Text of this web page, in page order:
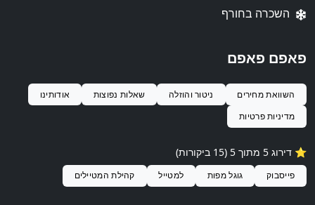
השכרה בחורף
פאפם פאפם
השוואת מחירים ניטור והוזלה שאלות נפוצות
אודותינו
מדיניות פרטיות
⭐️ דירוג 5 מתוך 5 (15 ביקורות)
פייסבוק גוגל מפות למטייל קהילת המטיילים